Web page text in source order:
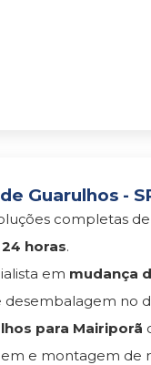
Guarulhos -
completas
horas.
em mudança
desembalagem no
para Mairiporã
e montagem de